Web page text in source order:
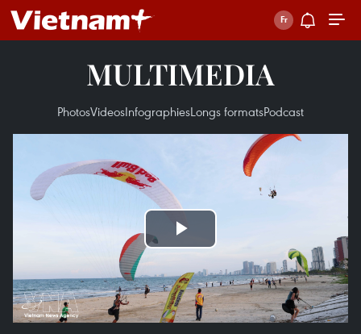
MULTIMEDIA
PhotosVideosInfographiesLongs formatsPodcast
Play
Video